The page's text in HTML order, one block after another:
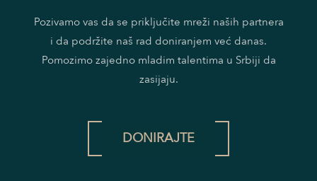
Pozivamo vas da se priključite mreži naših partnera
i da podržite naš rad doniranjem već danas.
Pomozimo zajedno mladim talentima u Srbiji da
zasijaju.
DONIRAJTE